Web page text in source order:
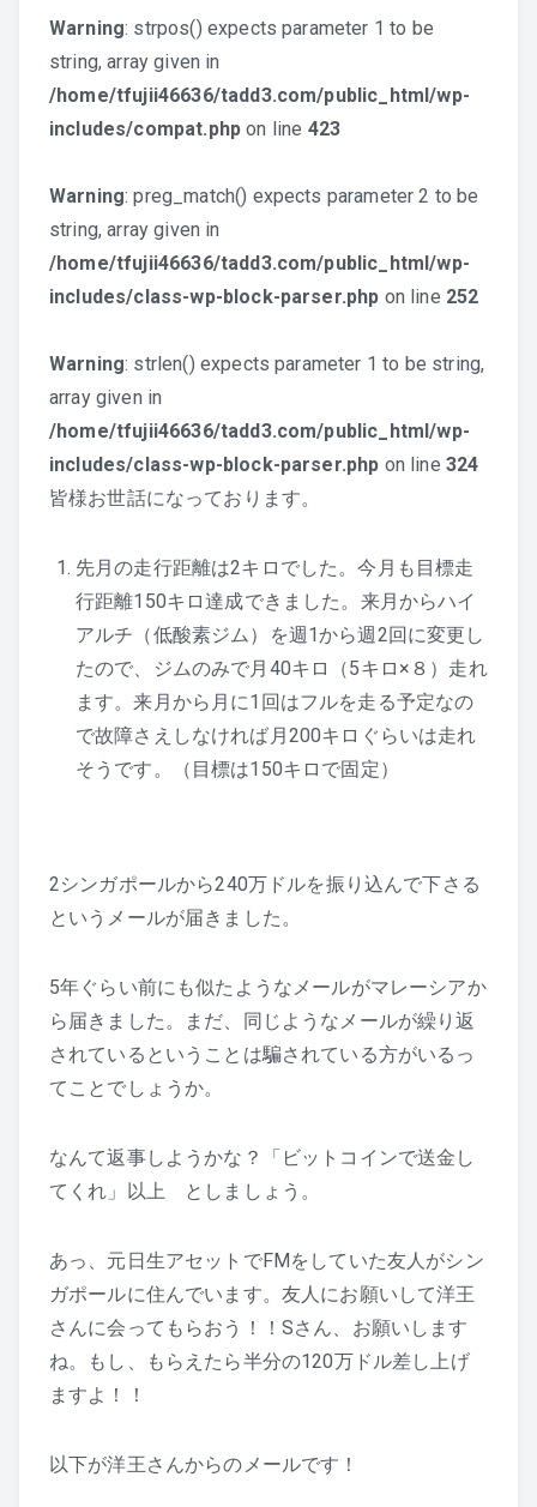
Warning: strpos() expects parameter 1 to be
string, array given in
/home/tfujii46636/tadd3.com/public_html/wp-
includes/compat.php on line 423
Warning: preg_match() expects parameter 2 to be
string, array given in
/home/tfujii46636/tadd3.com/public_html/wp-
includes/class-wp-block-parser.php on line 252
Warning: strlen() expects parameter 1 to be string,
array given in
/home/tfujii46636/tadd3.com/public_html/wp-
includes/class-wp-block-parser.php on line 324
皆様お世話になっております。
先月の走行距離は2キロでした。今月も目標走
行距離150キロ達成できました。来月からハイ
アルチ（低酸素ジム）を週1から週2回に変更し
たので、ジムのみで月40キロ（5キロ×８）走れ
ます。来月から月に1回はフルを走る予定なの
で故障さえしなければ月200キロぐらいは走れ
そうです。（目標は150キロで固定）
2シンガポールから240万ドルを振り込んで下さる
というメールが届きました。
5年ぐらい前にも似たようなメールがマレーシアか
ら届きました。まだ、同じようなメールが繰り返
されているということは騙されている方がいるっ
てことでしょうか。
なんて返事しようかな？「ビットコインで送金し
てくれ」以上 としましょう。
あっ、元日生アセットでFMをしていた友人がシン
ガポールに住んでいます。友人にお願いして洋王
さんに会ってもらおう！！Sさん、お願いします
ね。もし、もらえたら半分の120万ドル差し上げ
ますよ！！
以下が洋王さんからのメールです！